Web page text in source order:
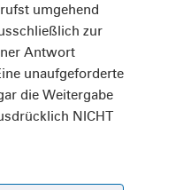
umgehend
zur
Antwort
unaufgeforderte
die Weitergabe
NICHT